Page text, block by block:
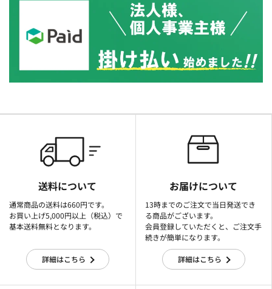
送料について
通常商品の送料は660円です。
お買い上げ5,000円以上（税込）で
基本送料無料となります。
詳細はこちら
お届けについて
13時までのご注文で当日発送でき
る商品がございます。
会員登録していただくと、ご注文手
続きが簡単になります。
詳細はこちら